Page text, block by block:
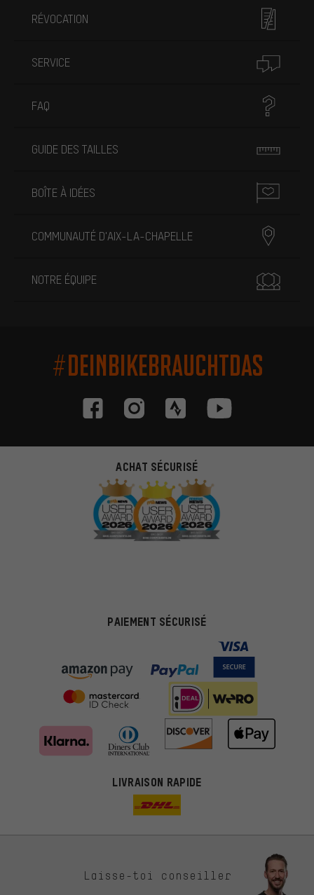
RÉVOCATION
SERVICE
FAQ
GUIDE DES TAILLES
BOÎTE À IDÉES
COMMUNAUTÉ D'AIX-LA-CHAPELLE
NOTRE ÉQUIPE
#DEINBIKEBRAUCHTDAS
ACHAT SÉCURISÉ
PAIEMENT SÉCURISÉ
LIVRAISON RAPIDE
Laisse-toi conseiller
Des offres plus adaptées